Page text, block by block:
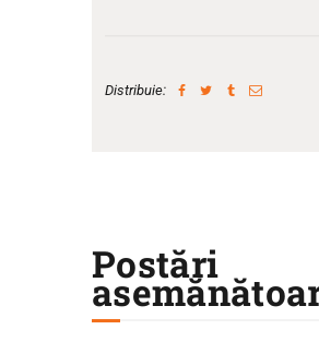
Distribuie:
Postări